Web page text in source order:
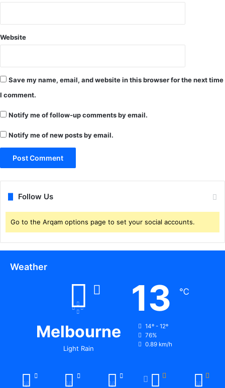
स
ए
थे
ग्रा
ण
Website
Save my name, email, and website in this browser for the next time
I comment.
Notify me of follow-up comments by email.
Notify me of new posts by email.
Follow Us
Go to the Arqam options page to set your social accounts.
Weather
Melbourne
Light Rain
13 ℃
14º - 12º
76%
0.89 km/h